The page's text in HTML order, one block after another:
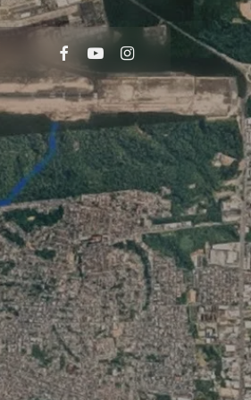
facebookyoutubeinstagram
Menu